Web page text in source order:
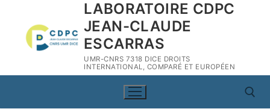
contenu
LABORATOIRE CDPC
JEAN-CLAUDE
ESCARRAS
UMR-CNRS 7318 DICE DROITS
INTERNATIONAL, COMPARÉ ET EUROPÉEN